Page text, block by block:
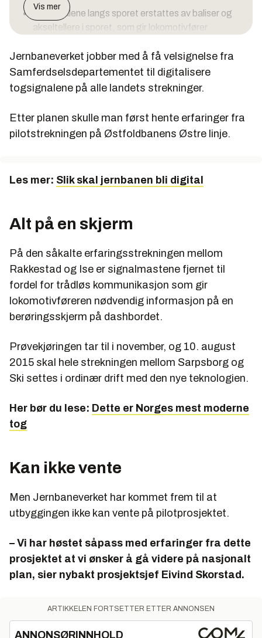
Lyssignalene langs sporet erstattes av baliser og
akseltellere i sporet, som gir lokomotivfører
Utbygging i Norge planlagt 2015–2030 med
prislapp 15 - 20 milliarder kroner.
Vis mer
Jernbaneverket jobber med å få velsignelse fra
Samferdselsdepartementet til digitalisere
togsignalene på alle landets strekninger.
Etter planen skulle man først hente erfaringer fra
pilotstrekningen på Østfoldbanens Østre linje.
Les mer: Slik skal jernbanen bli digital
Alt på en skjerm
På den såkalte erfaringsstrekningen mellom
Rakkestad og Ise er signalmastene fjernet til
fordel for trådløs kommunikasjon som gir
lokomotivføreren nødvendig informasjon på en
berøringsskjerm på dashbordet.
Prøvekjøringen tar til i november, og 10. august
2015 skal hele strekningen mellom Sarpsborg og
Ski settes i ordinær drift med den nye teknologien.
Her bør du lese: Dette er Norges mest moderne
tog
Kan ikke vente
Men Jernbaneverket har kommet frem til at
utbyggingen ikke kan vente på pilotprosjektet.
– Vi har høstet såpass med erfaringer fra dette
prosjektet at vi ønsker å gå videre på nasjonalt
plan, sier nybakt prosjektsjef Eivind Skorstad.
ARTIKKELEN FORTSETTER ETTER ANNONSEN
ANNONSØRINNHOLD